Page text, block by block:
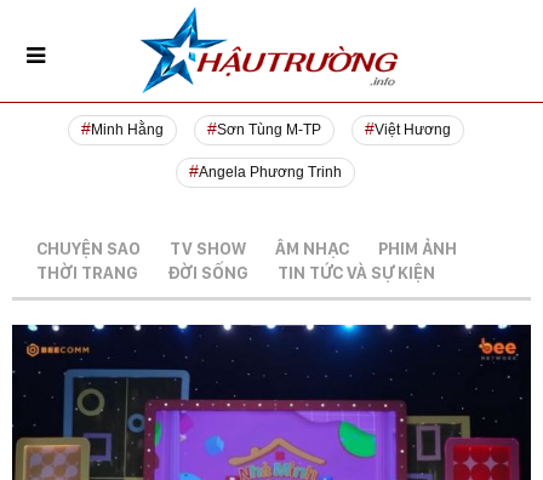
Minh Hằng Sơn Tùng M-TP Việt Hương
Angela Phương Trinh
CHUYỆN SAO TV SHOW ÂM NHẠC
PHIM ẢNH
THỜI TRANG
ĐỜI SỐNG TIN TỨC VÀ SỰ KIỆN